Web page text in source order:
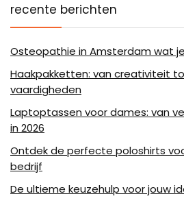
recente berichten
Osteopathie in Amsterdam wat
Haakpakketten: van creativiteit
vaardigheden
Laptoptassen voor dames: van
in 2026
Ontdek de perfecte poloshirts
bedrijf
De ultieme keuzehulp voor jouw